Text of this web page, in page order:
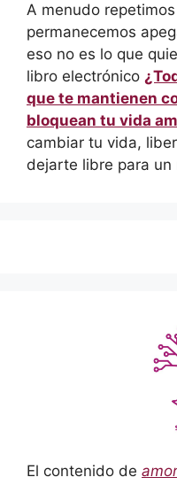
A menudo
permanecemos
eso no es lo que
libro electrónico
que te mantienen
bloquean tu vida
cambiar tu vida,
dejarte libre para un
El contenido de